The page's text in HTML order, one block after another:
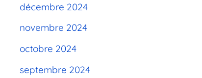
décembre 2024
novembre 2024
octobre 2024
septembre 2024